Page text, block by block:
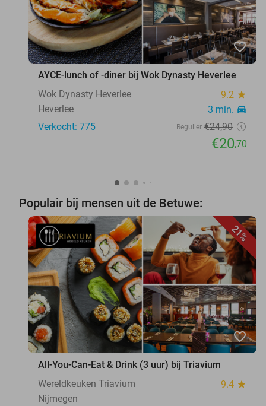
favorite_border
AYCE-lunch of -diner bij Wok Dynasty Heverlee
Wok Dynasty Heverlee
9.2 star
Heverlee 3 min. directions_car
Verkocht: 775 Regulier €24,90
€20,70
Populair bij mensen uit de Betuwe:
21%
favorite_border
All-You-Can-Eat & Drink (3 uur) bij Triavium
Wereldkeuken Triavium
9.4 star
Nijmegen